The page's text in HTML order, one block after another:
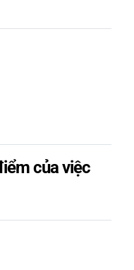
của việc